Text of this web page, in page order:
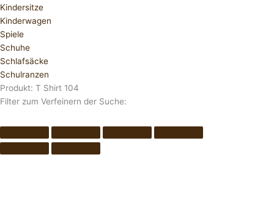
Kindersitze
Kinderwagen
Spiele
Schuhe
Schlafsäcke
Schulranzen
Produkt: T Shirt 104
Filter zum Verfeinern der Suche: